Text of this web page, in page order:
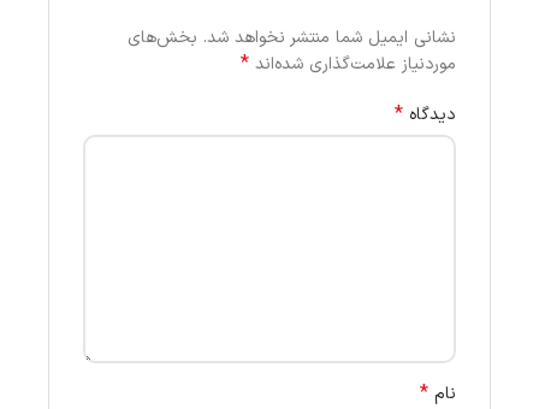
نشانی ایمیل شما منتشر نخواهد شد. بخش‌های
موردنیاز علامت‌گذاری شده‌اند *
دیدگاه *
نام *